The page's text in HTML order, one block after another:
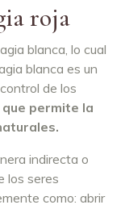
roja
blanca, lo cual
blanca es un
de los
permite la
indirecta o
los seres
como: abrir